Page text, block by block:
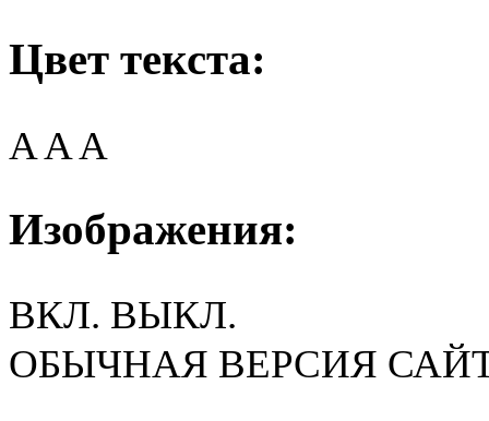
Цвет текста:
AAA
Изображения:
ВКЛ. ВЫКЛ.
ОБЫЧНАЯ ВЕРСИЯ